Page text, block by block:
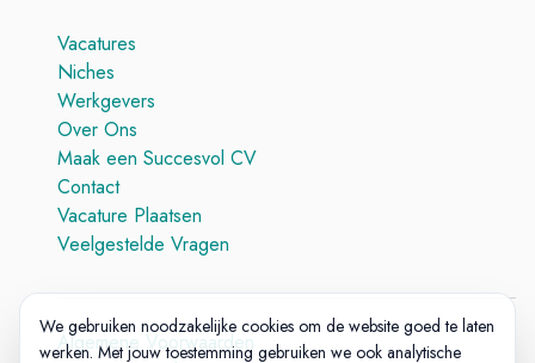
Vacatures
Niches
Werkgevers
Over Ons
Maak een Succesvol CV
Contact
Vacature Plaatsen
Veelgestelde Vragen
Algemene Voorwaarden
We gebruiken noodzakelijke cookies om de website goed te laten
werken. Met jouw toestemming gebruiken we ook analytische